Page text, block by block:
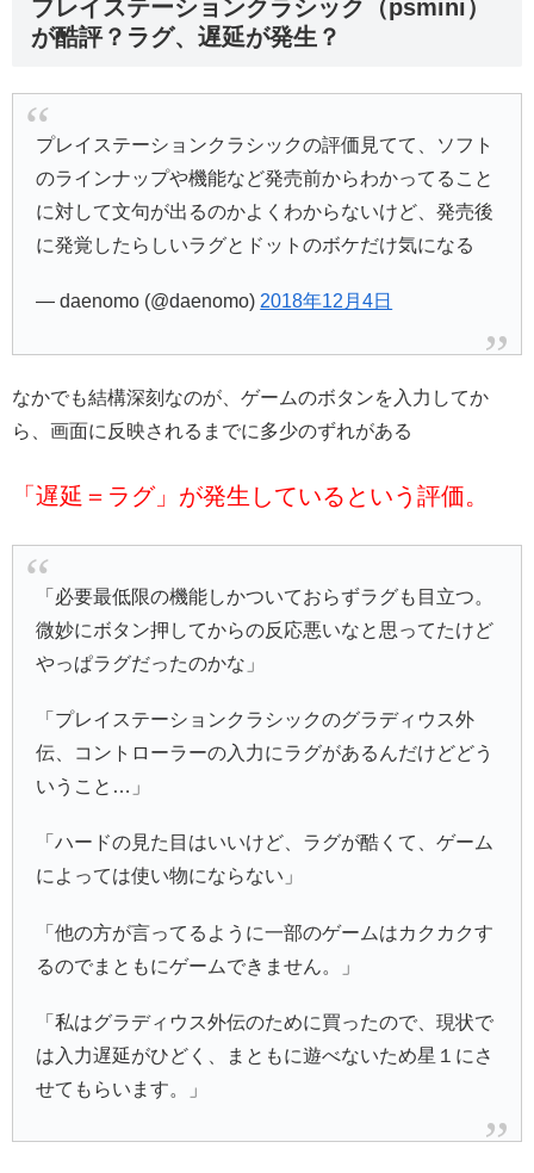
プレイステーションクラシック（psmini）
が酷評？ラグ、遅延が発生？
プレイステーションクラシックの評価見てて、ソフト
のラインナップや機能など発売前からわかってること
に対して文句が出るのかよくわからないけど、発売後
に発覚したらしいラグとドットのボケだけ気になる
— daenomo (@daenomo)2018年12月4日
なかでも結構深刻なのが、ゲームのボタンを入力してか
ら、画面に反映されるまでに多少のずれがある
「遅延＝ラグ」が発生しているという評価。
「必要最低限の機能しかついておらずラグも目立つ。
微妙にボタン押してからの反応悪いなと思ってたけど
やっぱラグだったのかな」
「プレイステーションクラシックのグラディウス外
伝、コントローラーの入力にラグがあるんだけどどう
いうこと…」
「ハードの見た目はいいけど、ラグが酷くて、ゲーム
によっては使い物にならない」
「他の方が言ってるように一部のゲームはカクカクす
るのでまともにゲームできません。」
「私はグラディウス外伝のために買ったので、現状で
は入力遅延がひどく、まともに遊べないため星１にさ
せてもらいます。」